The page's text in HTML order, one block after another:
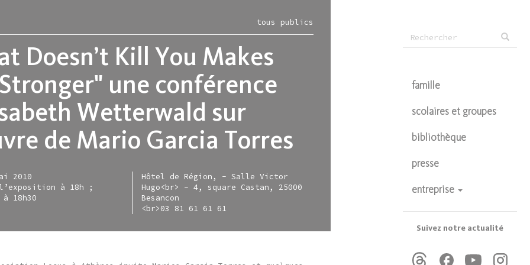
murs
en ligne
lefever
zarka
Formulaire
recherche
famille
scolaires et groupes
bibliothèque
presse
entreprise
Suivez notre actualité
tous publics
Doesn’t Kill You Makes
une conférence
Wetterwald sur
de Mario Garcia Torres
2010
à 18h ;
18h30
Hôtel de Région, - Salle Victor
Hugo<br> - 4, square Castan, 25000
Besancon
<br>03 81 61 61 61